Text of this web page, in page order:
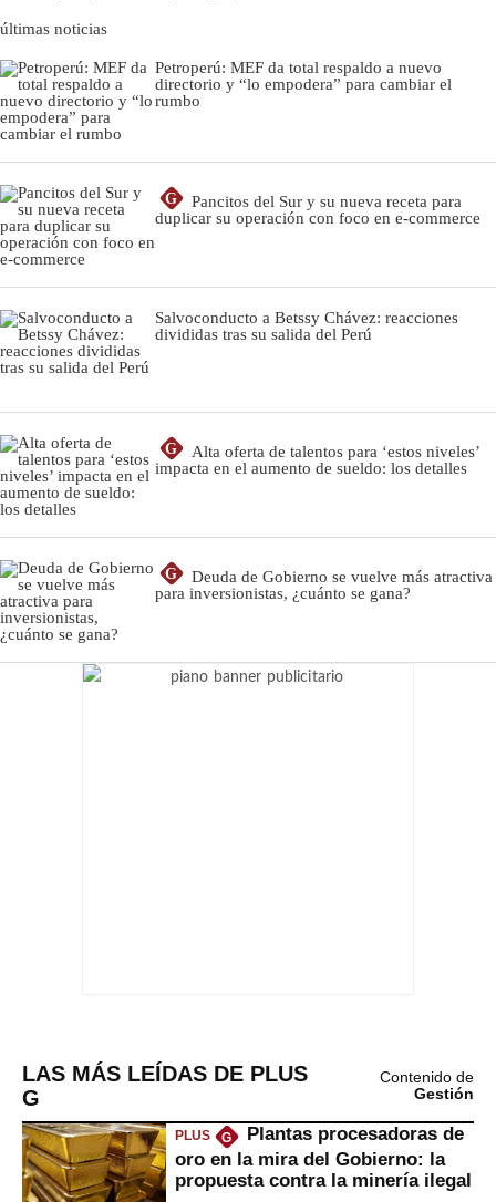
últimas noticias
Petroperú: MEF da total respaldo a nuevo
directorio y “lo empodera” para cambiar el
rumbo
G
Pancitos del Sur y su nueva receta para
duplicar su operación con foco en e-commerce
Salvoconducto a Betssy Chávez: reacciones
divididas tras su salida del Perú
G
Alta oferta de talentos para ‘estos niveles’
impacta en el aumento de sueldo: los detalles
G
Deuda de Gobierno se vuelve más atractiva
para inversionistas, ¿cuánto se gana?
LAS MÁS LEÍDAS DE PLUS
G
Contenido de
Gestión
PLUS G
Plantas procesadoras de
oro en la mira del Gobierno: la
propuesta contra la minería ilegal